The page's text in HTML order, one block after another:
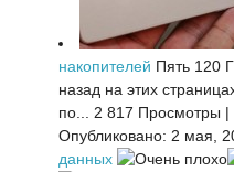
накопителей Пять 120
назад на этих
по...
2 817 Просмотры |
Опубликовано: 2 мая,
данных